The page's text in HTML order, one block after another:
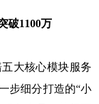
破1100万
大核心模块服务
步细分打造的“小